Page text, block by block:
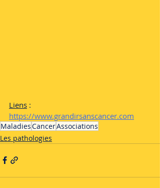
Liens :
https://www.grandirsanscancer.com
MaladiesCancerAssociations
Les pathologies